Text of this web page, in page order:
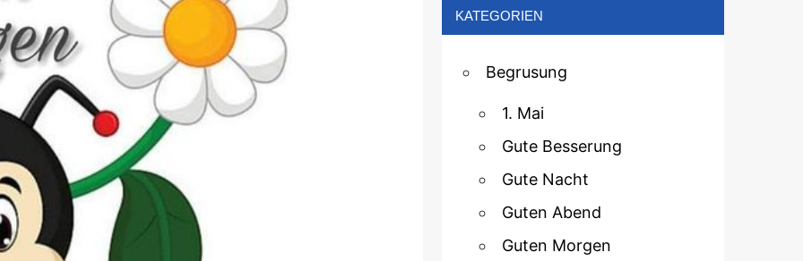
KATEGORIEN
Begrusung
1. Mai
Gute Besserung
Gute Nacht
Guten Abend
Guten Morgen